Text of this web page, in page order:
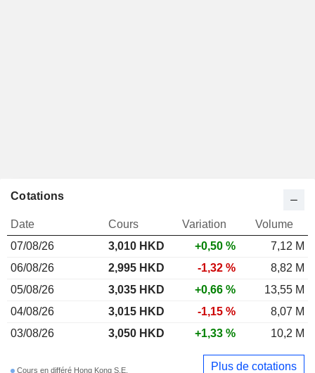
Cotations
Date Cours Variation
Volume
07/08/26
3,010 HKD +0,50 %
7,12 M
06/08/26
2,995 HKD -1,32 %
8,82 M
05/08/26
3,035 HKD +0,66 %
13,55 M
04/08/26
3,015 HKD -1,15 %
8,07 M
03/08/26
3,050 HKD +1,33 % 10,2 M
Cours en différé Hong Kong S.E. Plus de cotations